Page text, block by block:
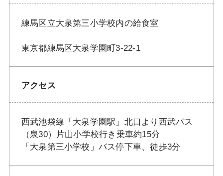
練馬区立大泉第三小学校内の給食室
東京都練馬区大泉学園町3-22-1
アクセス
西武池袋線「大泉学園駅」北口より西武バス
（泉30）片山小学校行き乗車約15分
「大泉第三小学校」バス停下車、徒歩3分